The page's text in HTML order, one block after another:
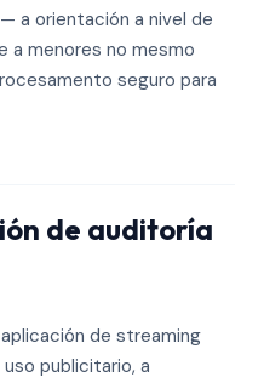
— a orientación a nivel de
a menores no mesmo
seguro para
de auditoría
de streaming
publicitario, a